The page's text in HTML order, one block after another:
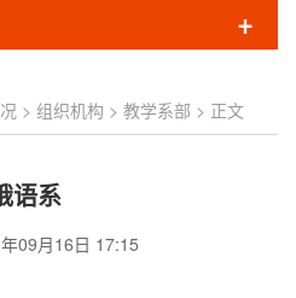
+
> 组织机构 > 教学系部 > 正文
语系
09月16日 17:15